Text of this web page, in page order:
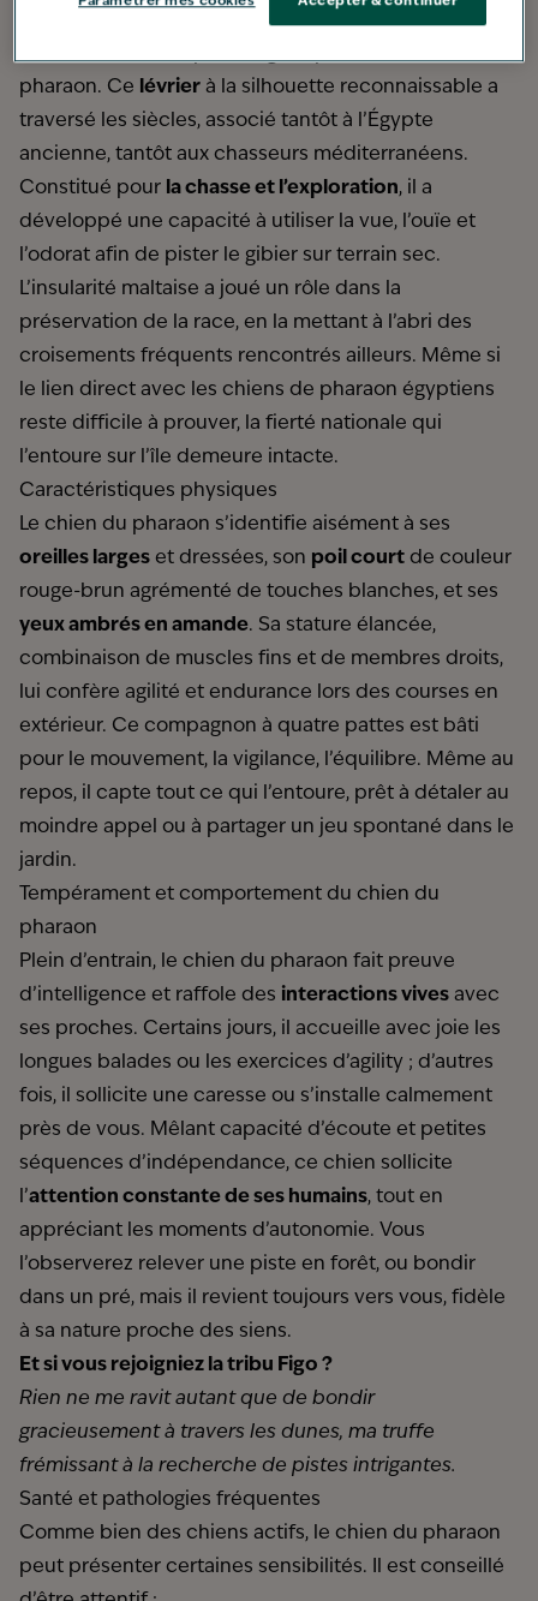
Origine du chien du pharaon
pharaon. Ce lévrier à la silhouette reconnaissable a
traversé les siècles, associé tantôt à l’Égypte
ancienne, tantôt aux chasseurs méditerranéens.
Constitué pour la chasse et l’exploration, il a
développé une capacité à utiliser la vue, l’ouïe et
l’odorat afin de pister le gibier sur terrain sec.
L’insularité maltaise a joué un rôle dans la
préservation de la race, en la mettant à l’abri des
croisements fréquents rencontrés ailleurs. Même si
le lien direct avec les chiens de pharaon égyptiens
reste difficile à prouver, la fierté nationale qui
l’entoure sur l’île demeure intacte.
Caractéristiques physiques
Le chien du pharaon s’identifie aisément à ses
oreilles larges et dressées, son poil court de couleur
rouge-brun agrémenté de touches blanches, et ses
yeux ambrés en amande. Sa stature élancée,
combinaison de muscles fins et de membres droits,
lui confère agilité et endurance lors des courses en
extérieur. Ce compagnon à quatre pattes est bâti
pour le mouvement, la vigilance, l’équilibre. Même au
repos, il capte tout ce qui l’entoure, prêt à détaler au
moindre appel ou à partager un jeu spontané dans le
jardin.
Tempérament et comportement du chien du
pharaon
Plein d’entrain, le chien du pharaon fait preuve
d’intelligence et raffole des interactions vives avec
ses proches. Certains jours, il accueille avec joie les
longues balades ou les exercices d’agility ; d’autres
fois, il sollicite une caresse ou s’installe calmement
près de vous. Mêlant capacité d’écoute et petites
séquences d’indépendance, ce chien sollicite
l’attention constante de ses humains, tout en
appréciant les moments d’autonomie. Vous
l’observerez relever une piste en forêt, ou bondir
dans un pré, mais il revient toujours vers vous, fidèle
à sa nature proche des siens.
Et si vous rejoigniez la tribu Figo ?
Rien ne me ravit autant que de bondir
gracieusement à travers les dunes, ma truffe
frémissant à la recherche de pistes intrigantes.
Santé et pathologies fréquentes
Comme bien des chiens actifs, le chien du pharaon
peut présenter certaines sensibilités. Il est conseillé